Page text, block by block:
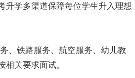
升学多渠道保障每位学生升入理想
铁路服务、航空服务、幼儿教
相关要求面试。